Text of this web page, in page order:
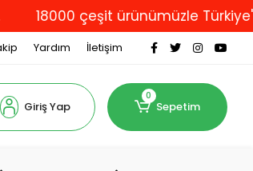
çeşit ürünümüzle Türkiye'nin
Yardım İletişim
Giriş Yap
0
Sepetim